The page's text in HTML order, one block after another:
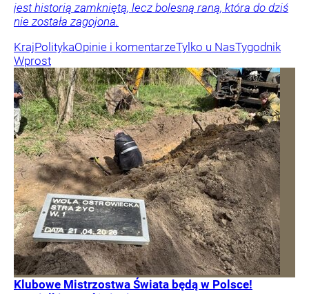
jest historią zamkniętą, lecz bolesną raną, która do dziś
nie została zagojona.
KrajPolitykaOpinie i komentarzeTylko u NasTygodnik
Wprost
Klubowe Mistrzostwa Świata będą w Polsce!